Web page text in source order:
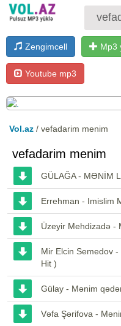
Zengimcell Mp3
Youtube mp3
Vol.az / vefadarim menim
vefadarim menim
GÜLAĞA - MƏNİM
Errehman - Imislim
Üzeyir Mehdizadə -
Mir Elcin Semedov
Hit )
Gülay - Mənim
Vəfa Şərifova -